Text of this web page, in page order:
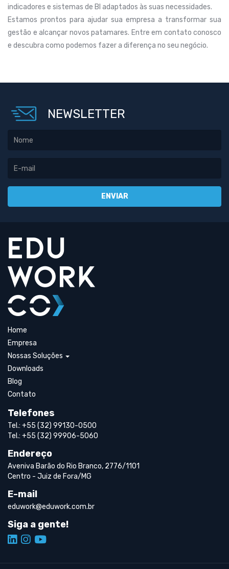
indicadores e sistemas de BI adaptados às suas necessidades.
Estamos prontos para ajudar sua empresa a transformar sua
gestão e alcançar novos patamares. Entre em contato conosco
e descubra como podemos fazer a diferença no seu negócio.
NEWSLETTER
Home
Empresa
Nossas Soluções
Downloads
Blog
Contato
Telefones
Tel.: +55 (32) 99130-0500
Tel.: +55 (32) 99906-5060
Endereço
Aveniva Barão do Rio Branco, 2776/1101
Centro - Juiz de Fora/MG
E-mail
eduwork@eduwork.com.br
Siga a gente!